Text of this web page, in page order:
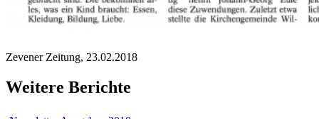
Zevener Zeitung, 23.02.2018
Weitere Berichte